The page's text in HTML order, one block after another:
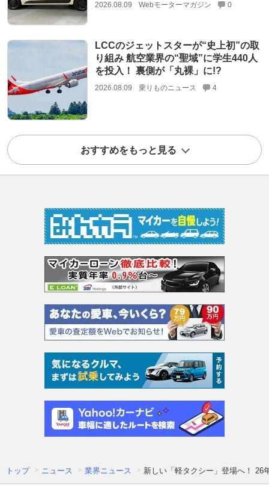
2026.08.09 Webモーターマガジン 0
LCCのジェットスターが“史上初”の取
り組み 航空業界の“聖域”に学生440人
を投入！ 裏側が「丸裸」に!?
2026.08.09 乗りものニュース 4
おすすめをもっと見る
トップ ニュース 業界ニュース 新しい「軽タクシー」登場へ！ 26